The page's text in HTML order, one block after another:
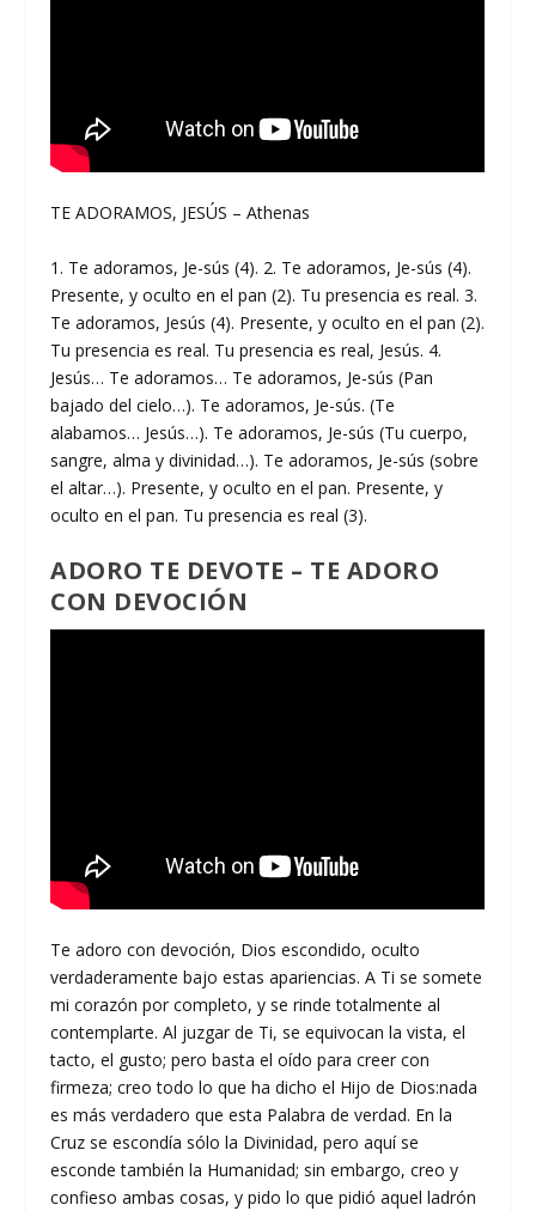
TE ADORAMOS, JESÚS – Athenas
1. Te adoramos, Je-sús (4). 2. Te adoramos, Je-sús (4).
Presente, y oculto en el pan (2). Tu presencia es real. 3.
Te adoramos, Jesús (4). Presente, y oculto en el pan (2).
Tu presencia es real. Tu presencia es real, Jesús. 4.
Jesús… Te adoramos… Te adoramos, Je-sús (Pan
bajado del cielo…). Te adoramos, Je-sús. (Te
alabamos… Jesús…). Te adoramos, Je-sús (Tu cuerpo,
sangre, alma y divinidad…). Te adoramos, Je-sús (sobre
el altar…). Presente, y oculto en el pan. Presente, y
oculto en el pan. Tu presencia es real (3).
ADORO TE DEVOTE – TE ADORO
CON DEVOCIÓN
Te adoro con devoción, Dios escondido, oculto
verdaderamente bajo estas apariencias. A Ti se somete
mi corazón por completo, y se rinde totalmente al
contemplarte. Al juzgar de Ti, se equivocan la vista, el
tacto, el gusto; pero basta el oído para creer con
firmeza; creo todo lo que ha dicho el Hijo de Dios:nada
es más verdadero que esta Palabra de verdad. En la
Cruz se escondía sólo la Divinidad, pero aquí se
esconde también la Humanidad; sin embargo, creo y
confieso ambas cosas, y pido lo que pidió aquel ladrón